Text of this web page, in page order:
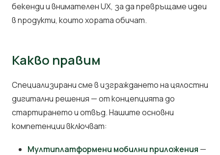
бекенди и внимателен UX, за да превръщаме идеи
в продукти, които хората обичат.
Какво правим
Специализирани сме в изграждането на цялостни
дигитални решения — от концепцията до
стартирането и отвъд. Нашите основни
компетенции включват:
Мултиплатформени мобилни приложения —